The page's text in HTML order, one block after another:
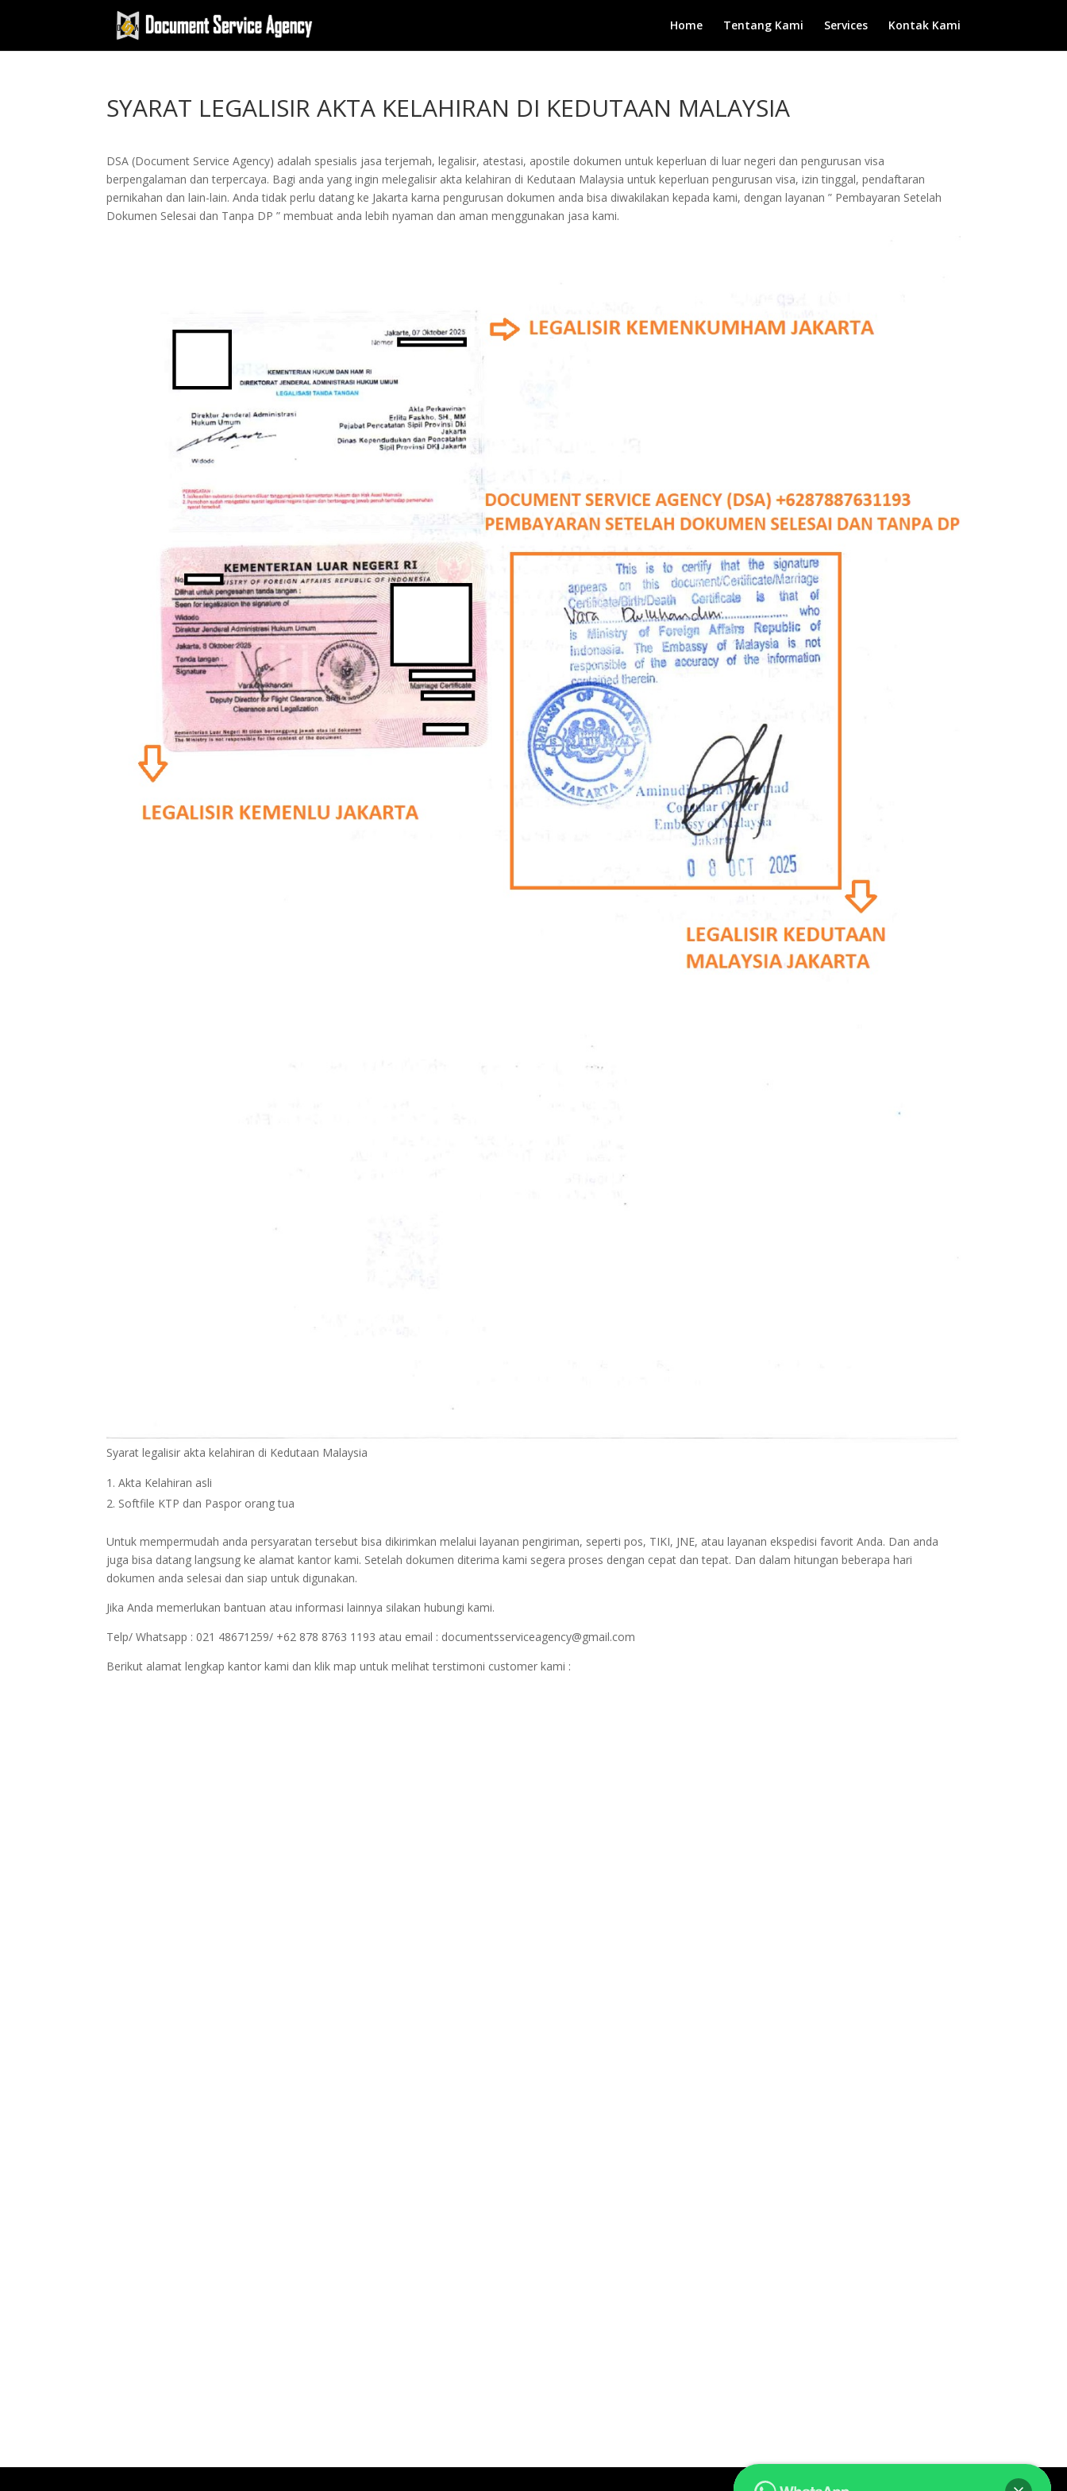
Home Tentang Kami Services Kontak Kami
SYARAT LEGALISIR AKTA KELAHIRAN DI KEDUTAAN MALAYSIA
DSA (Document Service Agency) adalah spesialis jasa terjemah, legalisir, atestasi, apostile dokumen untuk keperluan di luar negeri dan pengurusan visa
berpengalaman dan terpercaya. Bagi anda yang ingin melegalisir akta kelahiran di Kedutaan Malaysia untuk keperluan pengurusan visa, izin tinggal, pendaftaran
pernikahan dan lain-lain. Anda tidak perlu datang ke Jakarta karna pengurusan dokumen anda bisa diwakilakan kepada kami, dengan layanan ” Pembayaran Setelah
Dokumen Selesai dan Tanpa DP ” membuat anda lebih nyaman dan aman menggunakan jasa kami.
Syarat legalisir akta kelahiran di Kedutaan Malaysia
Akta Kelahiran asli
Softfile KTP dan Paspor orang tua
Untuk mempermudah anda persyaratan tersebut bisa dikirimkan melalui layanan pengiriman, seperti pos, TIKI, JNE, atau layanan ekspedisi favorit Anda. Dan anda
juga bisa datang langsung ke alamat kantor kami. Setelah dokumen diterima kami segera proses dengan cepat dan tepat. Dan dalam hitungan beberapa hari
dokumen anda selesai dan siap untuk digunakan.
Jika Anda memerlukan bantuan atau informasi lainnya silakan hubungi kami.
Telp/ Whatsapp : 021 48671259/ +62 878 8763 1193 atau email : documentsserviceagency@gmail.com
Berikut alamat lengkap kantor kami dan klik map untuk melihat terstimoni customer kami :